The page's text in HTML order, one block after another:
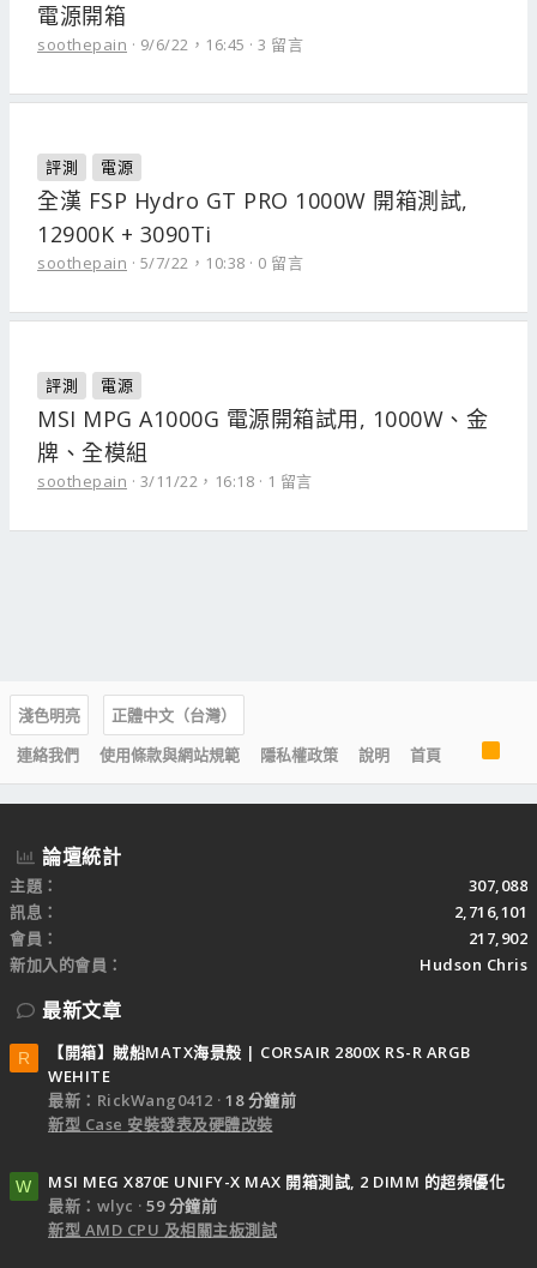
電源開箱
soothepain 9/6/22，16:45 3 留言
評測 電源
全漢 FSP Hydro GT PRO 1000W 開箱測試,
12900K + 3090Ti
soothepain 5/7/22，10:38 0 留言
評測 電源
MSI MPG A1000G 電源開箱試用, 1000W、金
牌、全模組
soothepain 3/11/22，16:18 1 留言
淺色明亮
正體中文（台灣）
連絡我們
使用條款與網站規範 隱私權政策 說明 首頁
R
S
S
論壇統計
主題
307,088
訊息
2,716,101
會員
217,902
新加入的會員
Hudson Chris
最新文章
R
【開箱】賊船MATX海景殼 | CORSAIR 2800X RS-R ARGB
WEHITE
最新：RickWang0412
18 分鐘前
新型 Case 安裝發表及硬體改裝
W
MSI MEG X870E UNIFY-X MAX 開箱測試, 2 DIMM 的超頻優化
最新：wlyc
59 分鐘前
新型 AMD CPU 及相關主板測試